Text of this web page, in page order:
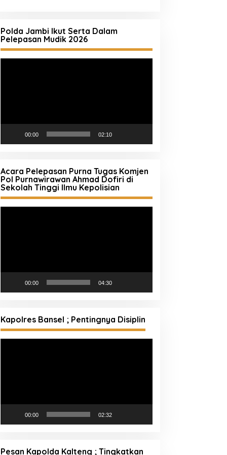
Polda Jambi Ikut Serta Dalam
Pelepasan Mudik 2026
00:00 02:10
Acara Pelepasan Purna Tugas Komjen
Pol Purnawirawan Ahmad Dofiri di
Sekolah Tinggi Ilmu Kepolisian
00:00 04:30
Kapolres Bansel ; Pentingnya Disiplin
00:00 02:32
Pesan Kapolda Kalteng ; Tingkatkan